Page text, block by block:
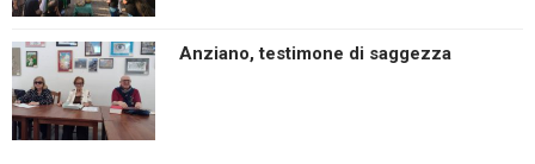
Anziano, testimone di saggezza